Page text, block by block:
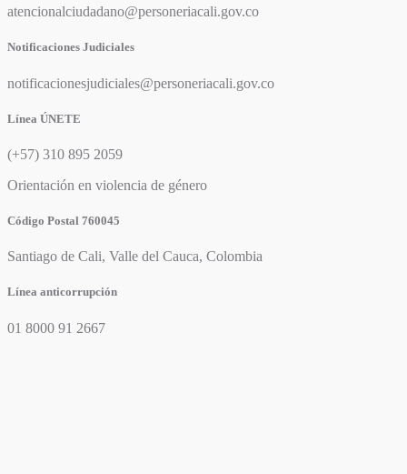
atencionalciudadano@personeriacali.gov.co
Notificaciones Judiciales
notificacionesjudiciales@personeriacali.gov.co
Línea ÚNETE
(+57) 310 895 2059
Orientación en violencia de género
Código Postal 760045
Santiago de Cali, Valle del Cauca, Colombia
Línea anticorrupción
01 8000 91 2667